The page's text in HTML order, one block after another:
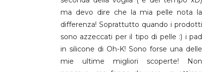
ma devo dire che la mia pelle nota la
differenza! Soprattutto quando i prodotti
sono azzeccati per il tipo di pelle :) i pad
in silicone di Oh-K! Sono forse una delle
mie ultime migliori scoperte! Non